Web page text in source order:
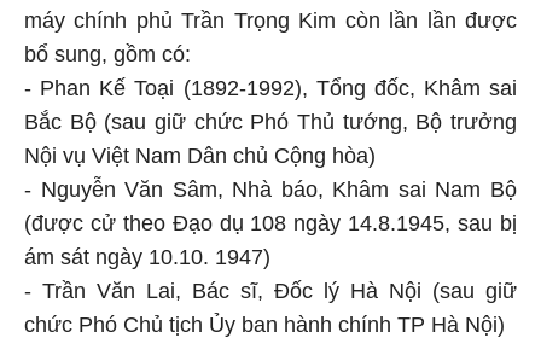
máy chính phủ Trần Trọng Kim còn lần lần được
bổ sung, gồm có:
- Phan Kế Toại (1892-1992), Tổng đốc, Khâm sai
Bắc Bộ (sau giữ chức Phó Thủ tướng, Bộ trưởng
Nội vụ Việt Nam Dân chủ Cộng hòa)
- Nguyễn Văn Sâm, Nhà báo, Khâm sai Nam Bộ
(được cử theo Đạo dụ 108 ngày 14.8.1945, sau bị
ám sát ngày 10.10. 1947)
- Trần Văn Lai, Bác sĩ, Đốc lý Hà Nội (sau giữ
chức Phó Chủ tịch Ủy ban hành chính TP Hà Nội)